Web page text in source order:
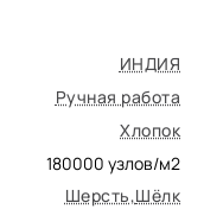
ИНДИЯ
Ручная работа
Хлопок
180000 узлов/м2
Шерсть,Шёлк